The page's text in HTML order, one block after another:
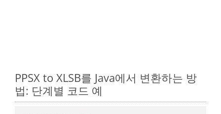
PPSX to XLSB를 Java에서 변환하는 방
법: 단계별 코드 예